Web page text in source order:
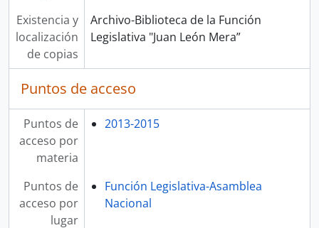
Existencia y
localización
de copias
Archivo-Biblioteca de la Función
Legislativa "Juan León Mera”
Puntos de acceso
Puntos de
acceso por
materia
2013-2015
Puntos de
acceso por
lugar
Función Legislativa-Asamblea
Nacional